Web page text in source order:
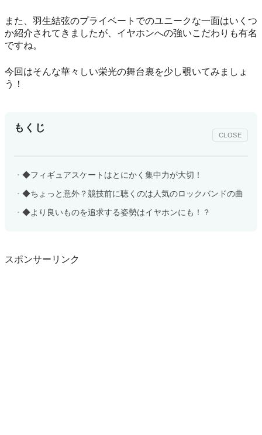
また、羽生結弦のプライベートでのユニークな一面はいくつ
か紹介されてきましたが、イヤホンへの強いこだわりも有名
ですね。
今回はそんな華々しい栄光の舞台裏を少し覗いてみましょ
う！
もくじ
CLOSE
◆フィギュアスケートはとにかく集中力が大切！
◆ちょっと意外？競技前に聴くのは人気のロックバンドの曲
◆より良いものを追求する姿勢はイヤホンにも！？
スポンサーリンク